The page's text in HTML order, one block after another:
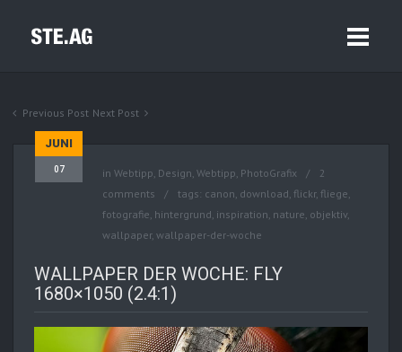
Previous Post Next Post
JUNI
07 in Webtipp, Design, Webtipp, PhotoGrafix
2
comments
tags: canon, download, flickr, fliege,
fotografie, hintergrund, inspiration, nature, objektiv,
wallpaper, wallpaper-der-woche
WALLPAPER DER WOCHE: FLY
1680×1050 (2.4:1)